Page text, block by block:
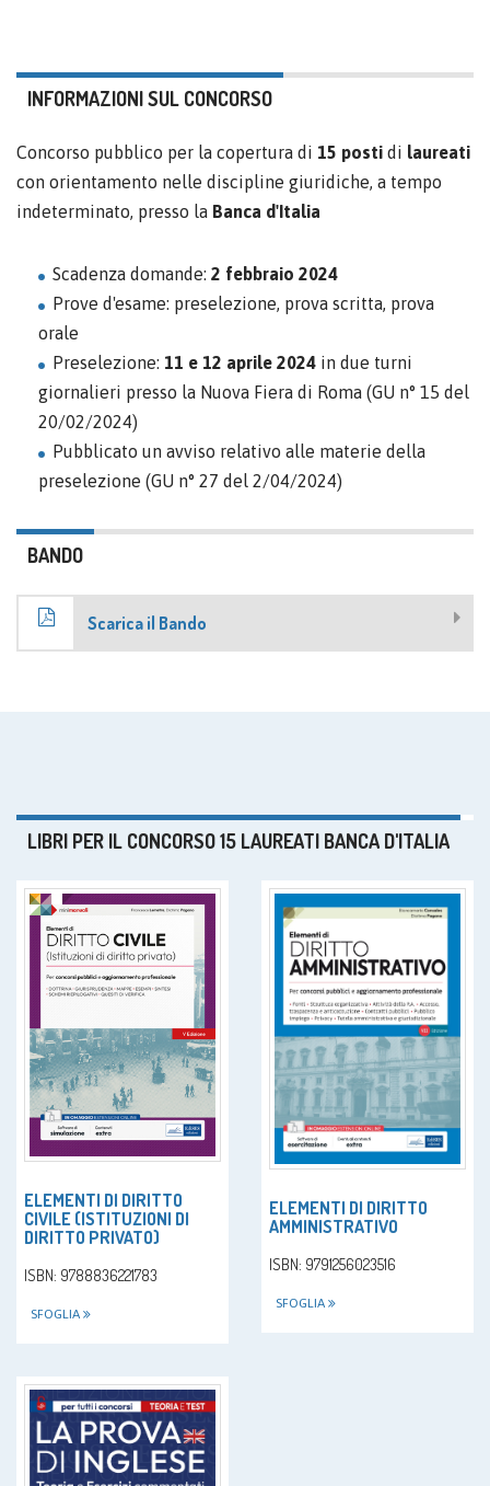
INFORMAZIONI SUL CONCORSO
Concorso pubblico per la copertura di 15 posti di laureati
con orientamento nelle discipline giuridiche, a tempo
indeterminato, presso la Banca d'Italia
Scadenza domande: 2 febbraio 2024
Prove d'esame: preselezione, prova scritta, prova
orale
Preselezione: 11 e 12 aprile 2024 in due turni
giornalieri presso la Nuova Fiera di Roma (GU n° 15 del
20/02/2024)
Pubblicato un avviso relativo alle materie della
preselezione (GU n° 27 del 2/04/2024)
BANDO
Scarica il Bando
LIBRI PER IL CONCORSO 15 LAUREATI BANCA D'ITALIA
ELEMENTI DI DIRITTO
CIVILE (ISTITUZIONI DI
DIRITTO PRIVATO)
ISBN: 9788836221783
SFOGLIA
ELEMENTI DI DIRITTO
AMMINISTRATIVO
ISBN: 9791256023516
SFOGLIA